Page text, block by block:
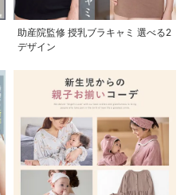
助産院監修 授乳ブラキャミ 選べる2
デザイン